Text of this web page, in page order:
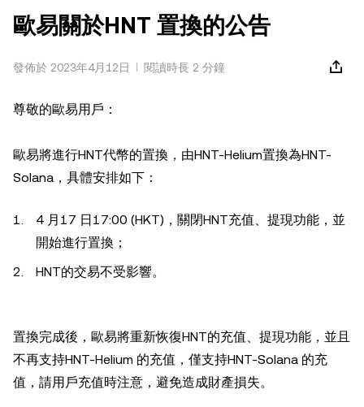
歐易關於HNT 置換的公告
發佈於 2023年4月12日 閱讀時長 2 分鐘
尊敬的歐易用戶：
歐易將進行HNT代幣的置換，由HNT-Helium置換為HNT-
Solana，具體安排如下：
4 月17 日17:00 (HKT)，關閉HNT充值、提現功能，並
開始進行置換；
HNT的交易不受影響。
置換完成後，歐易將重新恢復HNT的充值、提現功能，並且
不再支持HNT-Helium 的充值，僅支持HNT-Solana 的充
值，請用戶充值時注意，避免造成財產損失。